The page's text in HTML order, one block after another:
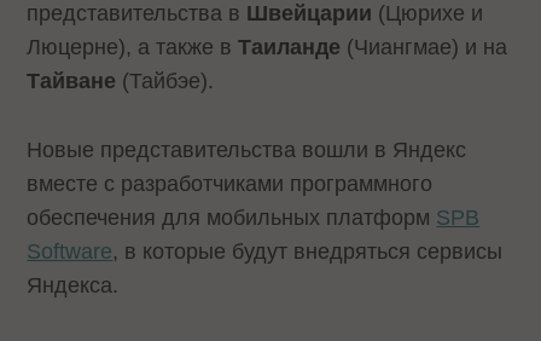
представительства в Швейцарии (Цюрихе и
Люцерне), а также вТаиланде (Чиангмае) и на
Тайване (Тайбэе).
Новые представительства вошли в Яндекс
вместе с разработчиками программного
обеспечения для мобильных платформ SPB
Software, в которые будут внедряться сервисы
Яндекса.